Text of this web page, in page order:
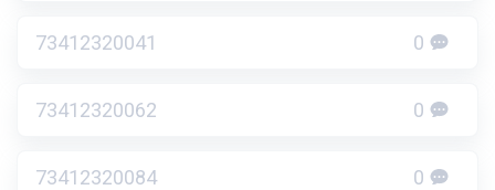
73412320041 0
73412320062 0
73412320084 0